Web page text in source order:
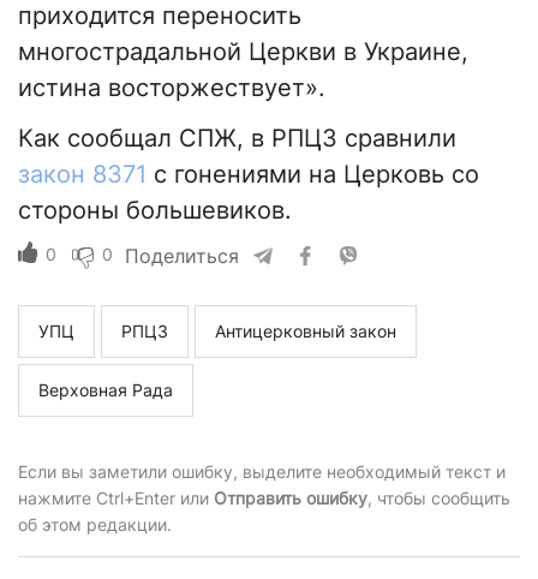
приходится переносить
многострадальной Церкви в Украине,
истина восторжествует».
Как сообщал СПЖ, в РПЦЗ сравнили
закон 8371 с гонениями на Церковь со
стороны большевиков.
0 0 Поделиться
УПЦ РПЦЗ Антицерковный закон
Верховная Рада
Если вы заметили ошибку, выделите необходимый текст и
нажмите Ctrl+Enter или Отправить ошибку, чтобы сообщить
об этом редакции.